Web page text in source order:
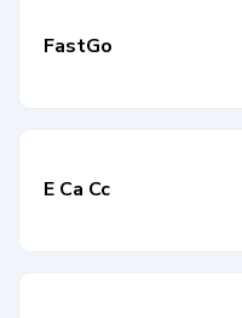
FastGo
E Ca Cc